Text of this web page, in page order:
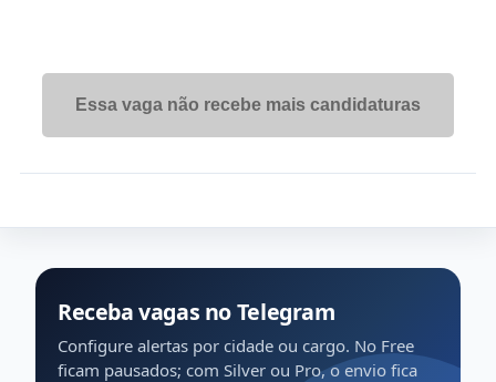
Essa vaga não recebe mais candidaturas
Receba vagas no Telegram
Configure alertas por cidade ou cargo. No Free
ficam pausados; com Silver ou Pro, o envio fica